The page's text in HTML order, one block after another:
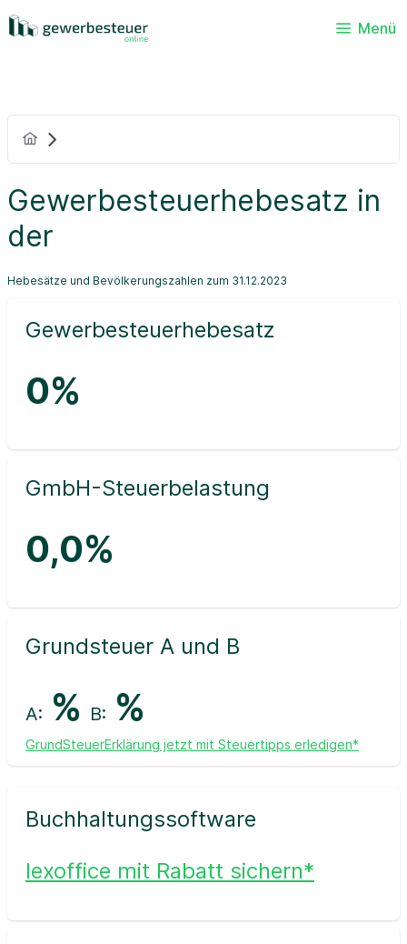
Menü
Gewerbesteuerhebesatz in
der
Hebesätze und Bevölkerungszahlen zum 31.12.2023
Gewerbesteuerhebesatz
0%
GmbH-Steuerbelastung
0,0%
Grundsteuer A und B
A: % B: %
GrundSteuerErklärung jetzt mit Steuertipps erledigen*
Buchhaltungssoftware
lexoffice mit Rabatt sichern*